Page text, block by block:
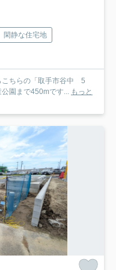
閑静な住宅地
こちらの「取手市谷中 5
園まで450mです...
もっと